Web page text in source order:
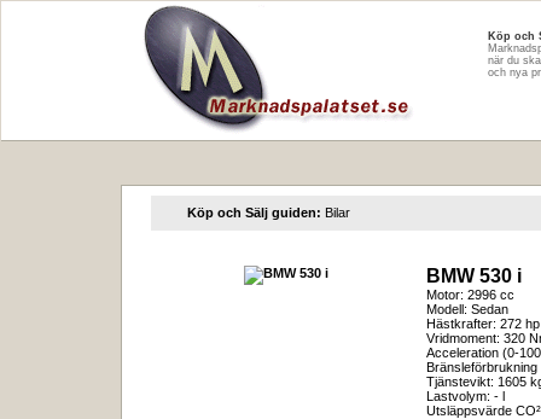
Köp och
när du
och nya
Köp och Sälj guiden: Bilar
BMW 530 i
Motor: 2996 cc
Modell: Sedan
Hästkrafter: 272 hp
Vridmoment: 320
Acceleration (0-
Tjänstevikt: 1605
Lastvolym: - l
Utsläppsvärde